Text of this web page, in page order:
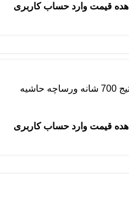
قیمت وارد حساب کاربری
فرش وینتیج 700 شانه ورساچه حاشیه
قیمت وارد حساب کاربری